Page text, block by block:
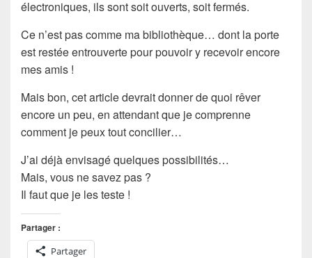
électroniques, ils sont soit ouverts, soit fermés.
Ce n’est pas comme mabibliothèque… dont la porte
est restée entrouverte pour pouvoir y recevoir encore
mes amis !
Mais bon, cet article devrait donnerde quoi rêver
encore un peu, en attendant que je comprenne
comment je peuxtout concilier…
J’ai déjà envisagé quelques possibilités…
Mais, vous ne savez pas ?
Il faut que je lesteste !
Partager :
Partager